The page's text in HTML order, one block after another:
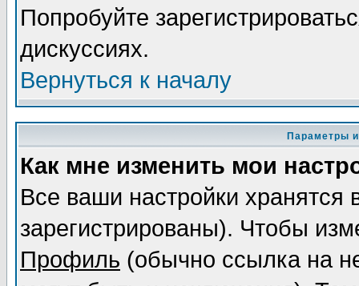
Попробуйте
дискуссиях.
Вернуться к началу
Параметры
Как мне изменить мои
Все ваши настройки
зарегистрированы). Чтобы
Профиль (обычно ссылка на